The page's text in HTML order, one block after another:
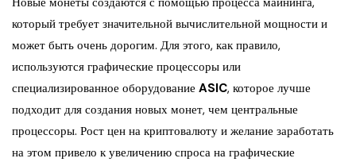
который требует значительной вычислительной мощности и
может быть очень дорогим. Для этого, как правило,
используются графические процессоры или
специализированное оборудование ASIC, которое лучше
подходит для создания новых монет, чем центральные
процессоры. Рост цен на криптовалюту и желание заработать
на этом привело к увеличению спроса на графические